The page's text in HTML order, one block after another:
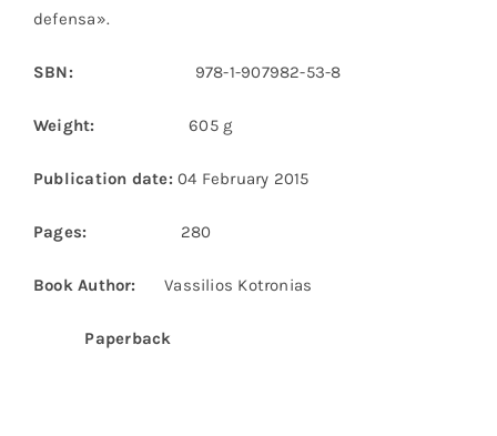
defensa».
SBN: 978-1-907982-53-8
Weight: 605 g
Publication date:04 February 2015
Pages: 280
Book Author: Vassilios Kotronias
Paperback